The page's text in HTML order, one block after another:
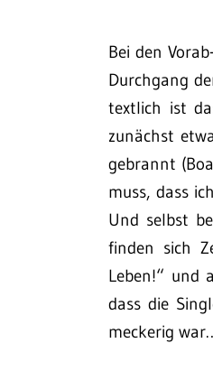
Bei den
Durchgang
textlich ist
zunächst
gebrannt
muss, dass
Und selbst
finden sich
Leben!“ und
dass die
meckerig